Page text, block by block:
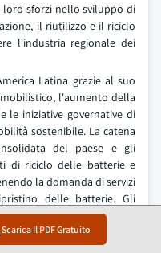
Scarica Il PDF Gratuito
sforzi nello sviluppo di
il riutilizzo e il riciclo
l'industria regionale dei
Latina grazie al suo
l'aumento della
le iniziative governative di
sostenibile. La catena
del paese e gli
di riciclo delle batterie e
la domanda di servizi
delle batterie. Gli
l'adozione dei veicoli
sostenibile stanno
del mercato.